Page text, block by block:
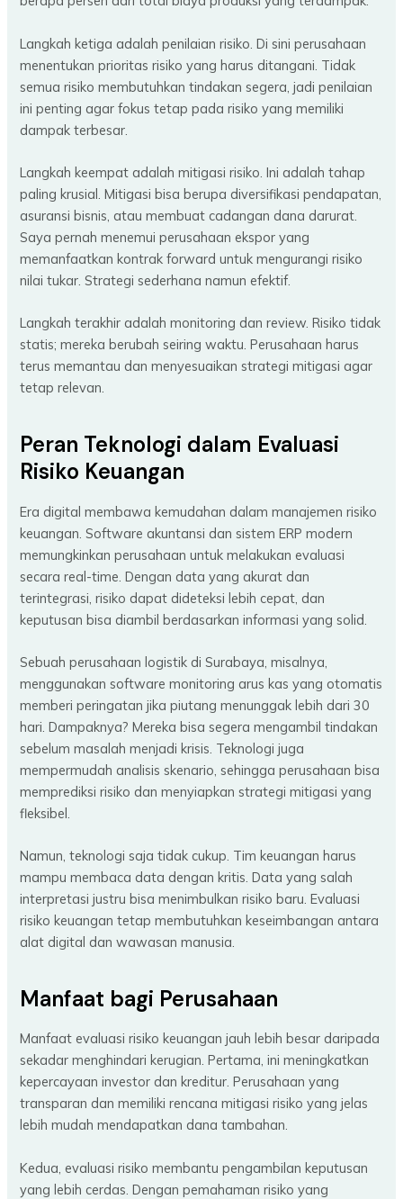
Langkah ketiga adalah penilaian risiko. Di sini perusahaan
menentukan prioritas risiko yang harus ditangani. Tidak
semua risiko membutuhkan tindakan segera, jadi penilaian
ini penting agar fokus tetap pada risiko yang memiliki
dampak terbesar.
Langkah keempat adalah mitigasi risiko. Ini adalah tahap
paling krusial. Mitigasi bisa berupa diversifikasi pendapatan,
asuransi bisnis, atau membuat cadangan dana darurat.
Saya pernah menemui perusahaan ekspor yang
memanfaatkan kontrak forward untuk mengurangi risiko
nilai tukar. Strategi sederhana namun efektif.
Langkah terakhir adalah monitoring dan review. Risiko tidak
statis; mereka berubah seiring waktu. Perusahaan harus
terus memantau dan menyesuaikan strategi mitigasi agar
tetap relevan.
Peran Teknologi dalam Evaluasi
Risiko Keuangan
Era digital membawa kemudahan dalam manajemen risiko
keuangan. Software akuntansi dan sistem ERP modern
memungkinkan perusahaan untuk melakukan evaluasi
secara real-time. Dengan data yang akurat dan
terintegrasi, risiko dapat dideteksi lebih cepat, dan
keputusan bisa diambil berdasarkan informasi yang solid.
Sebuah perusahaan logistik di Surabaya, misalnya,
menggunakan software monitoring arus kas yang otomatis
memberi peringatan jika piutang menunggak lebih dari 30
hari. Dampaknya? Mereka bisa segera mengambil tindakan
sebelum masalah menjadi krisis. Teknologi juga
mempermudah analisis skenario, sehingga perusahaan bisa
memprediksi risiko dan menyiapkan strategi mitigasi yang
fleksibel.
Namun, teknologi saja tidak cukup. Tim keuangan harus
mampu membaca data dengan kritis. Data yang salah
interpretasi justru bisa menimbulkan risiko baru. Evaluasi
risiko keuangan tetap membutuhkan keseimbangan antara
alat digital dan wawasan manusia.
Manfaat bagi Perusahaan
Manfaat evaluasi risiko keuangan jauh lebih besar daripada
sekadar menghindari kerugian. Pertama, ini meningkatkan
kepercayaan investor dan kreditur. Perusahaan yang
transparan dan memiliki rencana mitigasi risiko yang jelas
lebih mudah mendapatkan dana tambahan.
Kedua, evaluasi risiko membantu pengambilan keputusan
yang lebih cerdas. Dengan pemahaman risiko yang